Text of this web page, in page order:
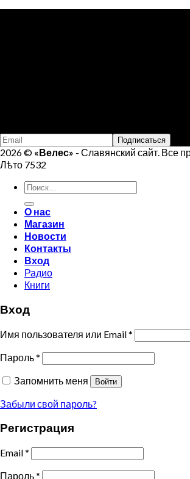
2026 © «Велес» - Славянский сайт. Все
Лѣто 7532
Искать:
О нас
Магазин
Новости
Контакты
Вход
Радио
Книги
Вход
Имя пользователя или Email*
Пароль*
Запомнить меня
Войти
Забыли свой пароль?
Регистрация
Email*
Пароль*